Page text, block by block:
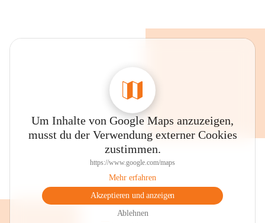
Um Inhalte von Google Maps anzuzeigen,
musst du der Verwendung externer Cookies
zustimmen.
https://www.google.com/maps
Mehr erfahren
Akzeptieren und anzeigen
Ablehnen